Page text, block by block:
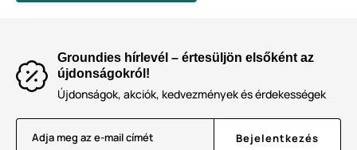
Groundies hírlevél – értesüljön elsőként az
újdonságokról!
Újdonságok, akciók, kedvezmények és érdekességek
Adja meg az e-mail címét Bejelentkezés